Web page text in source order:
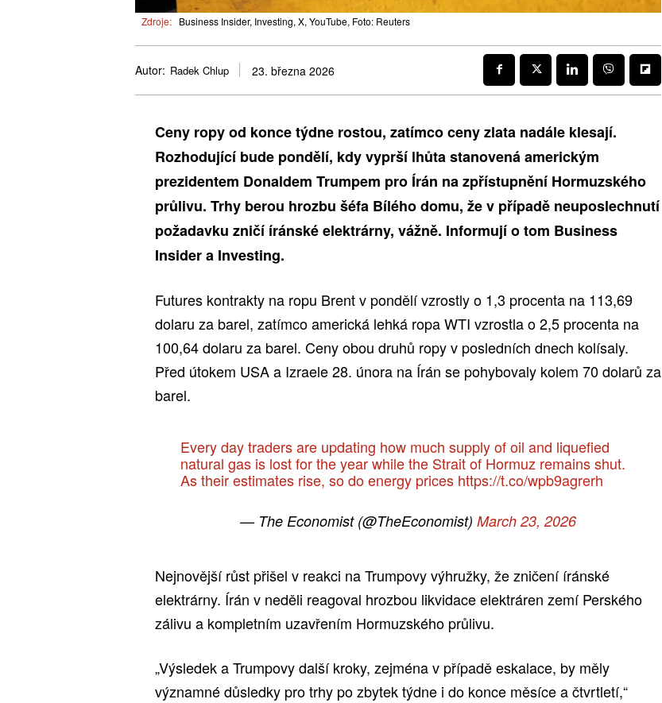
Zdroje: Business Insider, Investing, X, YouTube, Foto: Reuters
Autor: Radek Chlup 23. března 2026
Ceny ropy od konce týdne rostou, zatímco ceny zlata nadále klesají.
Rozhodující bude pondělí, kdy vyprší lhůta stanovená americkým
prezidentem Donaldem Trumpem pro Írán na zpřístupnění Hormuzského
průlivu. Trhy berou hrozbu šéfa Bílého domu, že v případě neuposlechnutí
požadavku zničí íránské elektrárny, vážně. Informují o tom Business
Insider a Investing.
Futures kontrakty na ropu Brent v pondělí vzrostly o 1,3 procenta na 113,69
dolaru za barel, zatímco americká lehká ropa WTI vzrostla o 2,5 procenta na
100,64 dolaru za barel. Ceny obou druhů ropy v posledních dnech kolísaly.
Před útokem USA a Izraele 28. února na Írán se pohybovaly kolem 70 dolarů za
barel.
Every day traders are updating how much supply of oil and liquefied
natural gas is lost for the year while the Strait of Hormuz remains shut.
As their estimates rise, so do energy prices https://t.co/wpb9agrerh
— The Economist (@TheEconomist)March 23, 2026
Nejnovější růst přišel v reakci na Trumpovy výhružky, že zničení íránské
elektrárny. Írán v neděli reagoval hrozbou likvidace elektráren zemí Perského
zálivu a kompletním uzavřením Hormuzského průlivu.
„Výsledek a Trumpovy další kroky, zejména v případě eskalace, by měly
významné důsledky pro trhy po zbytek týdne i do konce měsíce a čtvrtletí,“